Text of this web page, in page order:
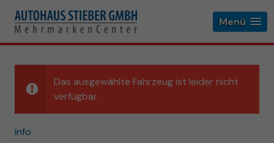
Menü
Das ausgewählte Fahrzeug ist leider nicht
verfügbar.
info